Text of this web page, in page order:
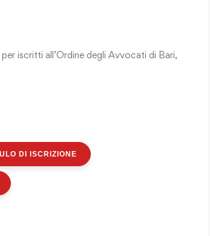
iscritti all’Ordine degli Avvocati di Bari,
DI ISCRIZIONE